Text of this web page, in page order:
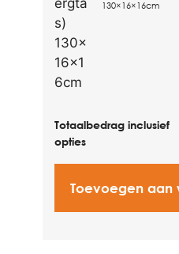
130×16×16cm
Totaalbedrag inclusief
opties
Toevoegen aan
Vind een